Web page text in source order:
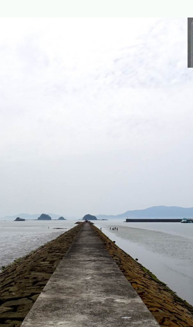
藻が活着
植物工場考